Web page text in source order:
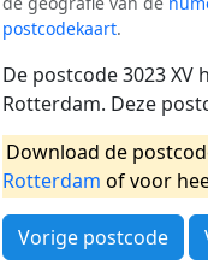
postcodekaart.
De postcode 3023 XV
Rotterdam. Deze
Download de
Rotterdam of voor
Vorige postcode